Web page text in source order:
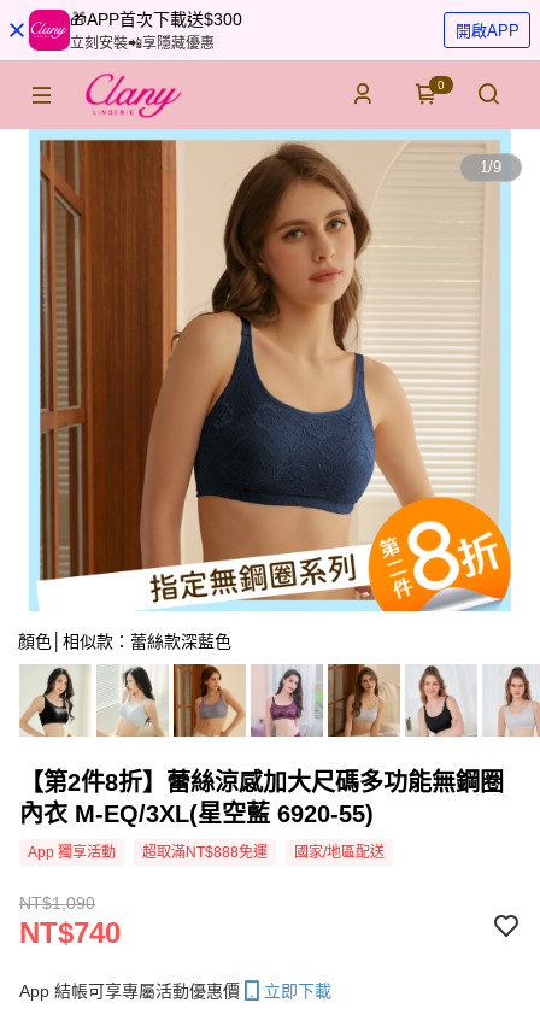
🎁APP首次下載送$300
立刻安裝📲享隱藏優惠
開啟APP
0
1/9
顏色│相似款：蕾絲款深藍色
【第2件8折】蕾絲涼感加大尺碼多功能無鋼圈
內衣 M-EQ/3XL(星空藍 6920-55)
App 獨享活動 超取滿NT$888免運 國家/地區配送
NT$1,090
NT$740
App 結帳可享專屬活動優惠價 立即下載